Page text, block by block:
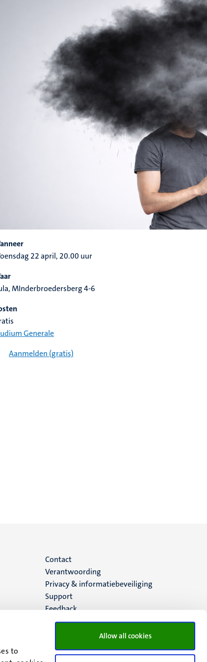
to
Allow all cookies
22 april, 20.00 uur
MInderbroedersberg 4-6
Generale
Aanmelden (gratis)
Menu
footer
(NL)
Contact
Verantwoording
Privacy & informatiebeveiliging
Support
Feedback